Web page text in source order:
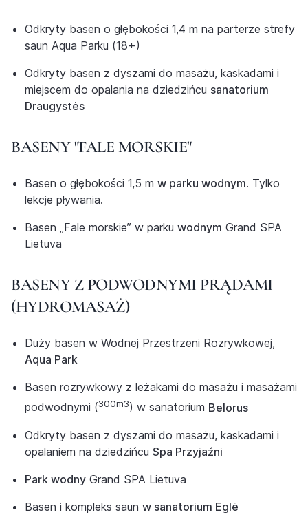
Odkryty basen o głębokości 1,4 m na parterze strefy
saun Aqua Parku (18+)
Odkryty basen z dyszami do masażu, kaskadami i
miejscem do opalania na dziedzińcu sanatorium
Draugystės
BASENY "FALE MORSKIE"
Basen o głębokości 1,5 m w parku wodnym. Tylko
lekcje pływania.
Basen „Fale morskie” w parku wodnym Grand SPA
Lietuva
BASENY Z PODWODNYMI PRĄDAMI
(HYDROMASAŻ)
Duży basen w Wodnej Przestrzeni Rozrywkowej,
Aqua Park
Basen rozrywkowy z leżakami do masażu i masażami
podwodnymi (300m3) w sanatorium Belorus
Odkryty basen z dyszami do masażu, kaskadami i
opalaniem na dziedzińcu Spa Przyjaźni
Park wodny Grand SPA Lietuva
Basen i kompleks saun w sanatorium Eglė